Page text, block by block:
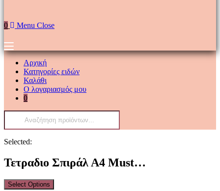
0 Menu Close
Αρχική
Κατηγορίες ειδών
Καλάθι
Ο λογαριασμός μου
0
Products
Selected:
Τετραδιο Σπιράλ Α4 Must…
Select Options